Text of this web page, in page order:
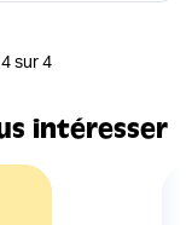
sur 4
intéresser